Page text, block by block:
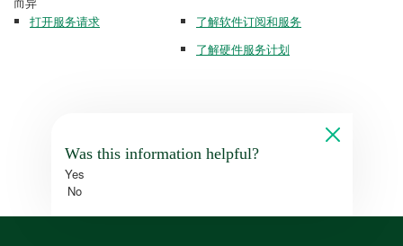
打开服务请求
了解软件订阅和服务
了解硬件服务计划
Was this information helpful?
Yes
No